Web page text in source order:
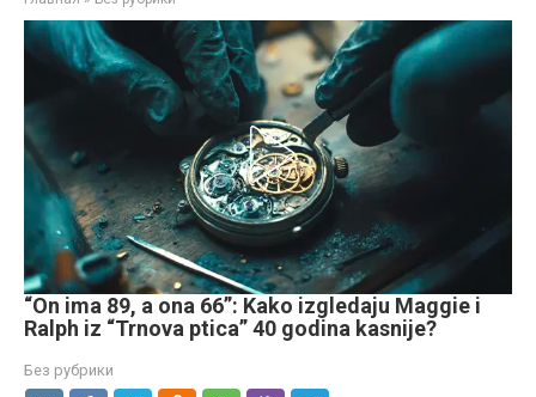
“On ima 89, a ona 66”: Kako izgledaju Maggie i
Ralph iz “Trnova ptica” 40 godina kasnije?
Без рубрики